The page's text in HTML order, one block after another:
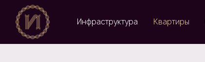
Инфраструктура Квартиры
2-комнатная70.7 м220 051 487 руб.Ипотека